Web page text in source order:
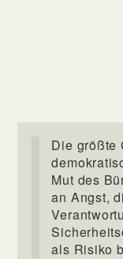
Die größte
Mut des
an Angst,
als Risiko